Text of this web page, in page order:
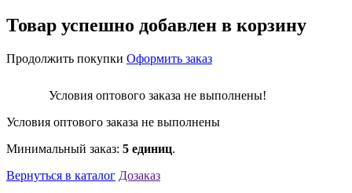
Товар успешно добавлен в корзину
Продолжить покупки Оформить заказ
Условия оптового заказа не выполнены!
Условия оптового заказа не выполнены
Минимальный заказ: 5 единиц.
Вернуться в каталог Дозаказ